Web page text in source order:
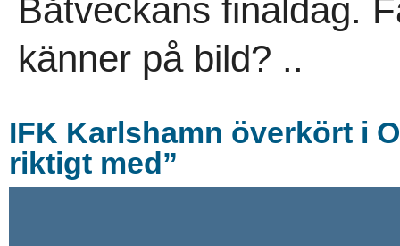
Båtveckans finaldag.
känner på bild? ..
IFK Karlshamn överkört i
riktigt med”